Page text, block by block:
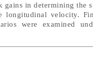
gains in determining the
longitudinal velocity.
were examined